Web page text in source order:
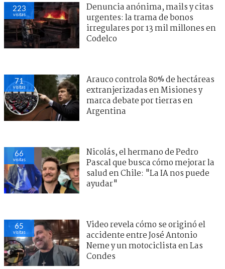
223
visitas
Denuncia anónima, mails y citas
urgentes: la trama de bonos
irregulares por 13 mil millones en
Codelco
71
visitas
Arauco controla 80% de hectáreas
extranjerizadas en Misiones y
marca debate por tierras en
Argentina
66
visitas
Nicolás, el hermano de Pedro
Pascal que busca cómo mejorar la
salud en Chile: "La IA nos puede
ayudar"
65
visitas
Video revela cómo se originó el
accidente entre José Antonio
Neme y un motociclista en Las
Condes